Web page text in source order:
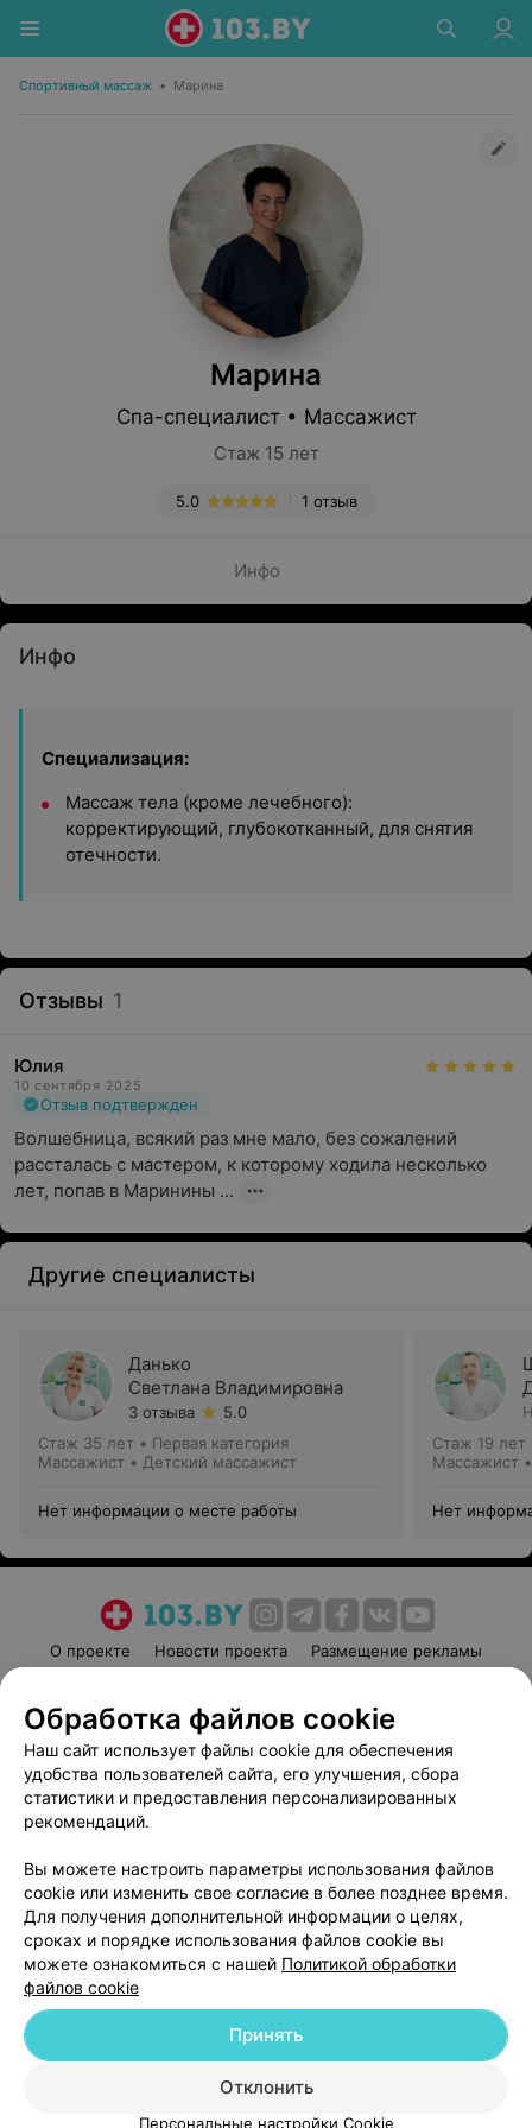
Спортивный массаж • Марина
Марина
Спа-специалист • Массажист
Стаж 15 лет
1 отзыв
5.0
Инфо
Инфо
Специализация:
Массаж тела (кроме лечебного):
корректирующий, глубокотканный, для снятия
отечности.
Отзывы 1
Юлия
10 сентября 2025
Отзыв подтвержден
Волшебница, всякий раз мне мало, без сожалений
рассталась с мастером, к которому ходила несколько
лет, попав в Маринины ...
Другие специалисты
Данько
Светлана Владимировна
3 отзыва
5.0
Стаж 35 лет • Первая категория
Массажист • Детский массажист
Нет информации о месте работы
Стаж 19 лет
Массажист
Нет
О проекте Новости проекта
Размещение рекламы
Пользовательское соглашение
Способы оплаты
Вакансии
Партнеры
Написать руководителю 103.by
Обработка персональных данных
© 2026 ООО «Артокс Лаб», УНП 191700409
| 220012, Республика Беларусь,
Служба поддержки +375 291212755
Обработка файлов cookie
Наш сайт использует файлы cookie для обеспечения
удобства пользователей сайта, его улучшения, сбора
статистики и предоставления персонализированных
рекомендаций.
Вы можете настроить параметры использования файлов
cookie или изменить свое согласие в более позднее время.
Для получения дополнительной информации о целях,
сроках и порядке использования файлов cookie вы
можете ознакомиться с нашей Политикой обработки
файлов cookie
Отклонить
Принять
Персональные настройки Cookie